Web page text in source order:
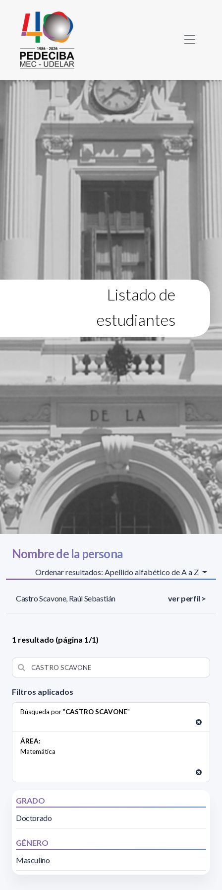
Listado de
estudiantes
Filtros aplicados
Búsqueda por "CASTRO SCAVONE"
ÁREA:
Matemática
GRADO
Doctorado
GÉNERO
Masculino
Nombre de la persona
Ordenar resultados: Apellido alfabético de A a Z
Castro Scavone, Raúl Sebastián ver perfil >
1 resultado (página 1/1)